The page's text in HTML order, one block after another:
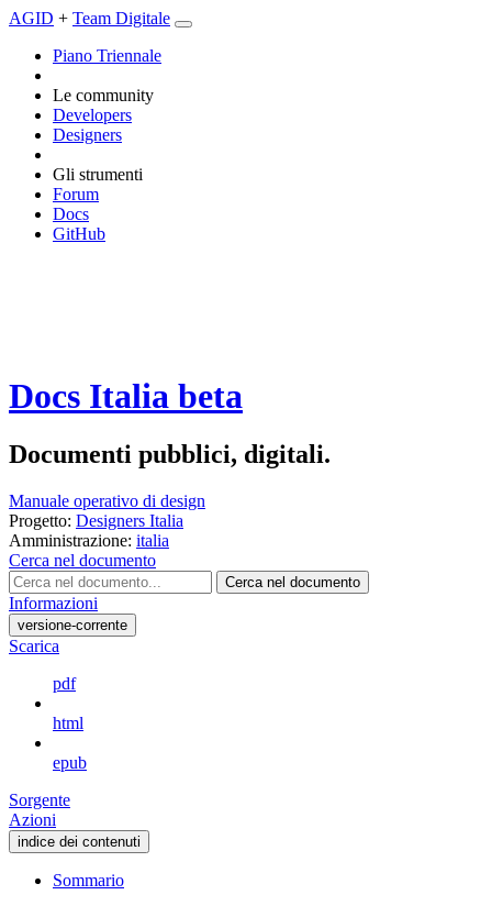
AGID + Team Digitale
Piano Triennale
Le community
Developers
Designers
Gli strumenti
Forum
Docs
GitHub
Docs Italia beta
Documenti pubblici, digitali.
Manuale operativo di design
Progetto: Designers Italia
Amministrazione: italia
Cerca nel documento
Cerca nel documento
Informazioni
versione-corrente
Scarica
pdf
html
epub
Sorgente
Azioni
indice dei contenuti
Sommario